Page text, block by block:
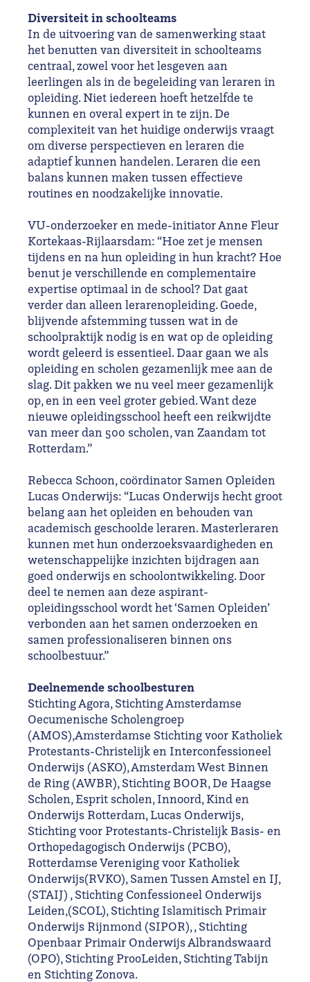
Diversiteit in schoolteams
In de uitvoering van de samenwerking staat
het benutten van diversiteit in schoolteams
centraal, zowel voor het lesgeven aan
leerlingen als in de begeleiding van leraren in
opleiding. Niet iedereen hoeft hetzelfde te
kunnen en overal expert in te zijn. De
complexiteit van het huidige onderwijs vraagt
om diverse perspectieven en leraren die
adaptief kunnen handelen. Leraren die een
balans kunnen maken tussen effectieve
routines en noodzakelijke innovatie.
VU-onderzoeker en mede-initiator Anne Fleur
Kortekaas-Rijlaarsdam: “Hoe zet je mensen
tijdens en na hun opleiding in hun kracht? Hoe
benut je verschillende en complementaire
expertise optimaal in de school? Dat gaat
verder dan alleen lerarenopleiding. Goede,
blijvende afstemming tussen wat in de
schoolpraktijk nodig is en wat op de opleiding
wordt geleerd is essentieel. Daar gaan we als
opleiding en scholen gezamenlijk mee aan de
slag. Dit pakken we nu veel meer gezamenlijk
op, en in een veel groter gebied. Want deze
nieuwe opleidingsschool heeft een reikwijdte
van meer dan 500 scholen, van Zaandam tot
Rotterdam.”
Rebecca Schoon, coördinator Samen Opleiden
Lucas Onderwijs: “Lucas Onderwijs hecht groot
belang aan het opleiden en behouden van
academisch geschoolde leraren. Masterleraren
kunnen met hun onderzoeksvaardigheden en
wetenschappelijke inzichten bijdragen aan
goed onderwijs en schoolontwikkeling. Door
deel te nemen aan deze aspirant-
opleidingsschool wordt het ‘Samen Opleiden’
verbonden aan het samen onderzoeken en
samen professionaliseren binnen ons
schoolbestuur.”
Deelnemende schoolbesturen
Stichting Agora, Stichting Amsterdamse
Oecumenische Scholengroep
(AMOS),Amsterdamse Stichting voor Katholiek
Protestants-Christelijk en Interconfessioneel
Onderwijs (ASKO), Amsterdam West Binnen
de Ring (AWBR), Stichting BOOR, De Haagse
Scholen, Esprit scholen, Innoord, Kind en
Onderwijs Rotterdam, Lucas Onderwijs,
Stichting voor Protestants-Christelijk Basis- en
Orthopedagogisch Onderwijs (PCBO),
Rotterdamse Vereniging voor Katholiek
Onderwijs(RVKO), Samen Tussen Amstel en IJ,
(STAIJ) , Stichting Confessioneel Onderwijs
Leiden,(SCOL), Stichting Islamitisch Primair
Onderwijs Rijnmond (SIPOR), , Stichting
Openbaar Primair Onderwijs Albrandswaard
(OPO), Stichting ProoLeiden, Stichting Tabijn
en Stichting Zonova.